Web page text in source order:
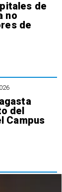
de
no
de
del
Campus